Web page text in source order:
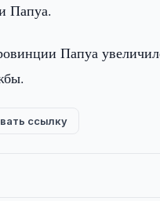
Папуа.
Папуа
ссылку